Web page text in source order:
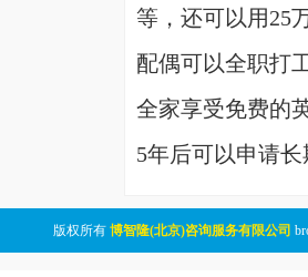
等，还可以用25
配偶可以全职打
全家享受免费的
5年后可以申请
版权所有 博智隆(北京)咨询服务有限公司